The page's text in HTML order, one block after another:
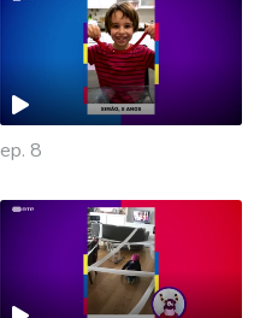
ep. 8